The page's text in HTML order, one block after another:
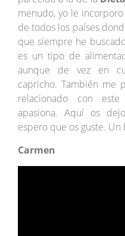
menudo, yo le
de todos los países
que siempre he
es un tipo de
aunque de vez en
capricho. También me
relacionado con
apasiona. Aquí os
espero que os guste. Un
Carmen